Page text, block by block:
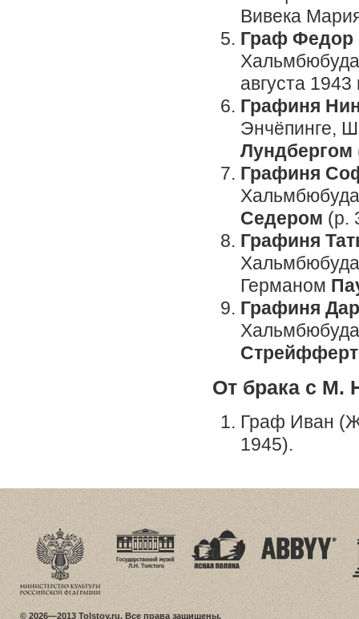
Вивека
Граф Федор
августа 1943
Графиня
Энчёпинге,
Лундбергом
Графиня
Седером (р.
Графиня
Германом
Графиня
От брака с М.
Граф Иван
1945).
© 2026—2013 Tolstoy.ru. Все права защищены.